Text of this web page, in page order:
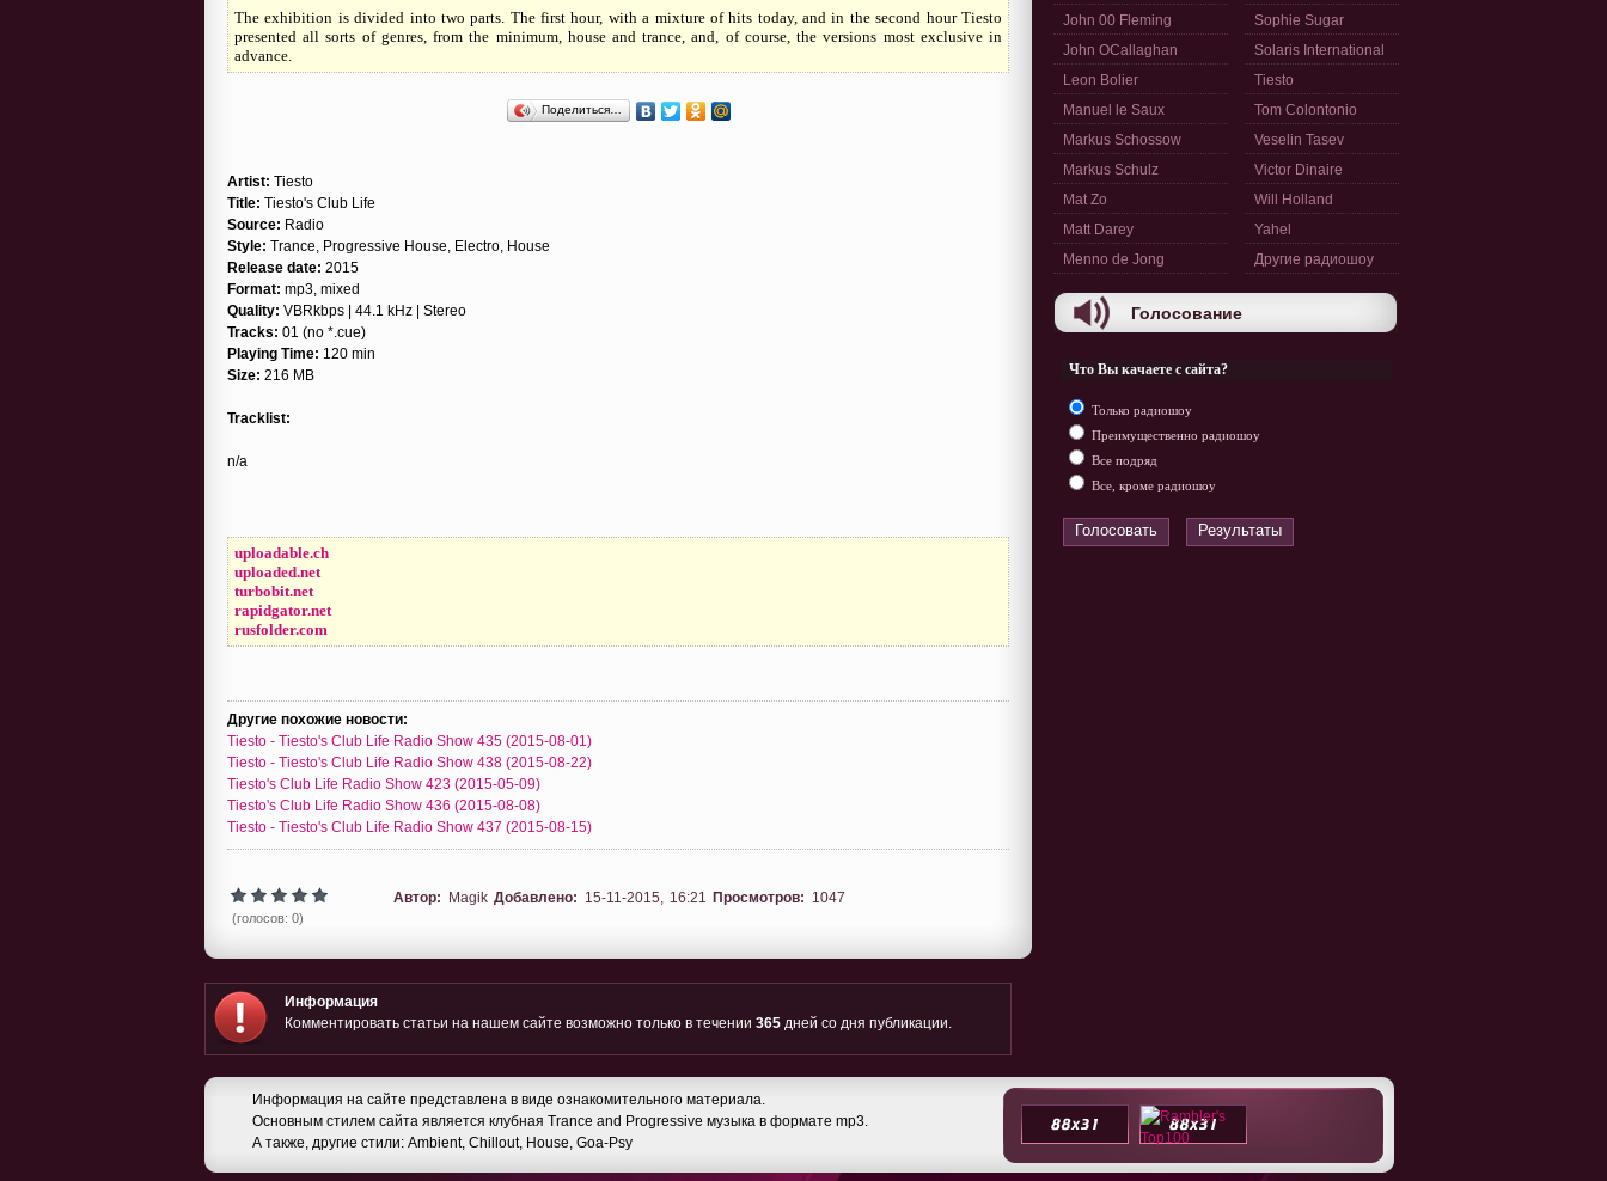
The exhibition is divided into two parts. The first hour, with a mixture of hits today, and in the second hour Tiesto
presented all sorts of genres, from the minimum, house and trance, and, of course, the versions most exclusive in
advance.
Поделиться…
Artist: Tiesto
Title: Tiesto's Club Life
Source: Radio
Style: Trance, Progressive House, Electro, House
Release date: 2015
Format: mp3, mixed
Quality: VBRkbps | 44.1 kHz | Stereo
Tracks: 01 (no *.cue)
Playing Time: 120 min
Size: 216 MB
Tracklist:
n/a
uploadable.ch
uploaded.net
turbobit.net
rapidgator.net
rusfolder.com
Другие похожие новости:
Tiesto - Tiesto's Club Life Radio Show 435 (2015-08-01)
Tiesto - Tiesto's Club Life Radio Show 438 (2015-08-22)
Tiesto's Club Life Radio Show 423 (2015-05-09)
Tiesto's Club Life Radio Show 436 (2015-08-08)
Tiesto - Tiesto's Club Life Radio Show 437 (2015-08-15)
(голосов: 0)
Автор: Magik Добавлено: 15-11-2015, 16:21 Просмотров: 1047
Информация
Комментировать статьи на нашем сайте возможно только в течении 365 дней со дня публикации.
John 00 Fleming
John OCallaghan
Leon Bolier
Manuel le Saux
Markus Schossow
Markus Schulz
Mat Zo
Matt Darey
Menno de Jong
Sophie Sugar
Solaris International
Tiesto
Tom Colontonio
Veselin Tasev
Victor Dinaire
Will Holland
Yahel
Другие радиошоу
Голосование
Что Вы качаете с сайта?
Только радиошоу
Преимущественно радиошоу
Все подряд
Все, кроме радиошоу
Голосовать Результаты
Информация на сайте представлена в виде ознакомительного материала.
Основным стилем сайта является клубная Trance and Progressive музыка в формате mp3.
А также, другие стили: Ambient, Chillout, House, Goa-Psy